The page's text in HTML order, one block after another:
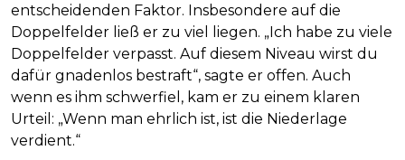
entscheidenden Faktor. Insbesondere auf die
Doppelfelder ließ er zu viel liegen. „Ich habe zu viele
Doppelfelder verpasst. Auf diesem Niveau wirst du
dafür gnadenlos bestraft“, sagte er offen. Auch
wenn es ihm schwerfiel, kam er zu einem klaren
Urteil: „Wenn man ehrlich ist, ist die Niederlage
verdient.“